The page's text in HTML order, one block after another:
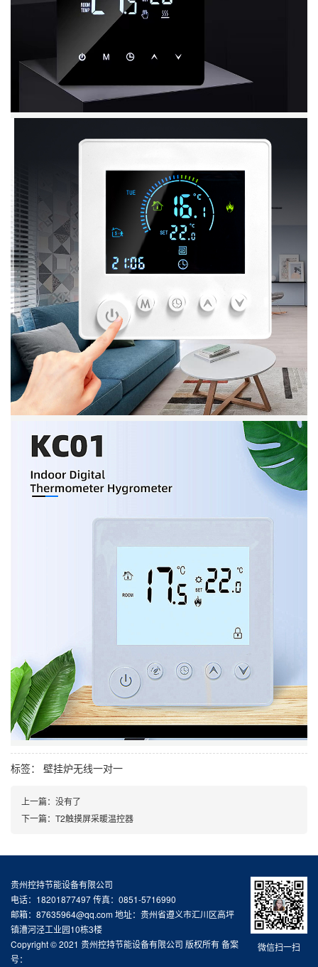
标签： 壁挂炉无线一对一
上一篇： 没有了
下一篇： T2触摸屏采暖温控器
微信扫一扫
贵州控持节能设备有限公司
电话：18201877497 传真：0851-5716990
邮箱：87635964@qq.com 地址：贵州省遵义市汇川区高坪
镇漕河泾工业园10栋3楼
Copyright © 2021 贵州控持节能设备有限公司 版权所有 备案
号：